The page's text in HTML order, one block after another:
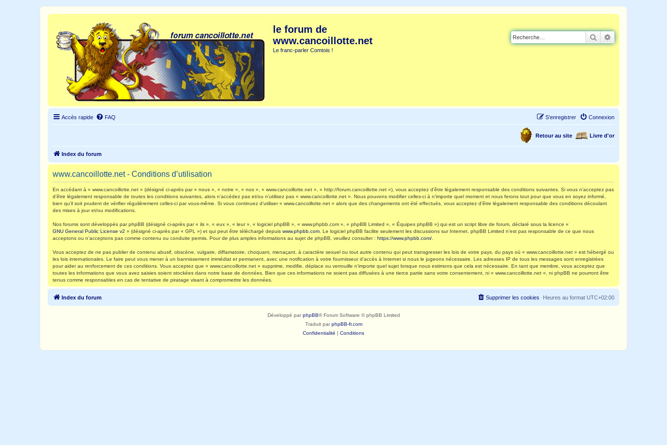
le forum de
www.cancoillotte.net
Le franc-parler Comtois !
Rechercher
Accès rapide FAQ Connexion
S’enregistrer
Livre d'or
Retour au site
Index du forum
www.cancoillotte.net - Conditions d’utilisation
En accédant à « www.cancoillotte.net » (désigné ci-après par « nous », « notre », « nos », « www.cancoillotte.net », « http://forum.cancoillotte.net »), vous acceptez d’être légalement responsable des conditions suivantes. Si vous n’acceptez pas
d’être légalement responsable de toutes les conditions suivantes, alors n’accédez pas et/ou n’utilisez pas « www.cancoillotte.net ». Nous pouvons modifier celles-ci à n’importe quel moment et nous ferons tout pour que vous en soyez informé,
bien qu’il soit prudent de vérifier régulièrement celles-ci par vous-même. Si vous continuez d’utiliser « www.cancoillotte.net » alors que des changements ont été effectués, vous acceptez d’être légalement responsable des conditions découlant
des mises à jour et/ou modifications.
Nos forums sont développés par phpBB (désigné ci-après par « ils », « eux », « leur », « logiciel phpBB », « www.phpbb.com », « phpBB Limited », « Équipes phpBB ») qui est un script libre de forum, déclaré sous la licence «
GNU General Public License v2 » (désigné ci-après par « GPL ») et qui peut être téléchargé depuis www.phpbb.com . Le logiciel phpBB facilite seulement les discussions sur Internet. phpBB Limited n’est pas responsable de ce que nous
acceptons ou n’acceptons pas comme contenu ou conduite permis. Pour de plus amples informations au sujet de phpBB, veuillez consulter : https://www.phpbb.com/
Vous acceptez de ne pas publier de contenu abusif, obscène, vulgaire, diffamatoire, choquant, menaçant, à caractère sexuel ou tout autre contenu qui peut transgresser les lois de votre pays, du pays où « www.cancoillotte.net » est hébergé ou
les lois internationales. Le faire peut vous mener à un bannissement immédiat et permanent, avec une notification à votre fournisseur d’accès à Internet si nous le jugeons nécessaire. Les adresses IP de tous les messages sont enregistrées
pour aider au renforcement de ces conditions. Vous acceptez que « www.cancoillotte.net » supprime, modifie, déplace ou verrouille n’importe quel sujet lorsque nous estimons que cela est nécessaire. En tant que membre, vous acceptez que
toutes les informations que vous avez saisies soient stockées dans notre base de données. Bien que ces informations ne soient pas diffusées à une tierce partie sans votre consentement, ni « www.cancoillotte.net », ni phpBB ne pourront être
tenus comme responsables en cas de tentative de piratage visant à compromettre les données.
Index du forum Heures au format UTC+02:00
Supprimer les cookies
Développé parphpBB® Forum Software © phpBB Limited
Traduit parphpBB-fr.com
Confidentialité | Conditions